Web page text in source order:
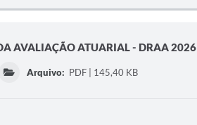
AVALIAÇÃO ATUARIAL - DRAA 2026
Arquivo: PDF | 145,40 KB